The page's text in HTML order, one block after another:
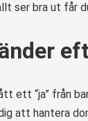
ser bra ut får
ett “ja” från
att hantera